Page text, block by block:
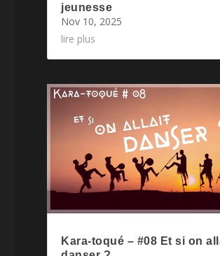
jeunesse
Nov 10, 2025
lire plus
Kara-toqué – #08 Et si on